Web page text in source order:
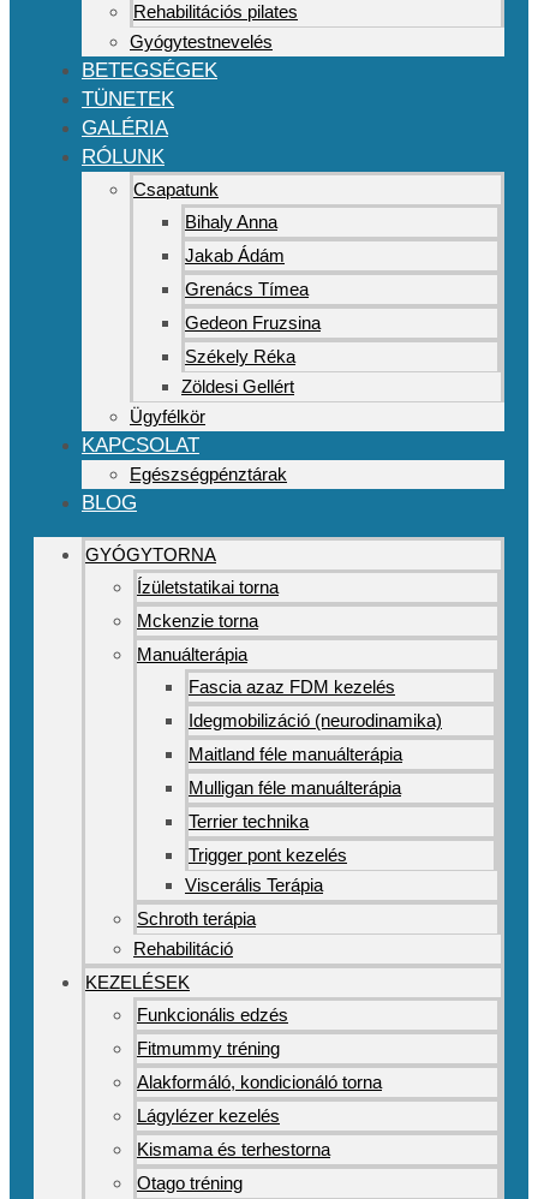
Rehabilitációs pilates
Gyógytestnevelés
BETEGSÉGEK
TÜNETEK
GALÉRIA
RÓLUNK
Csapatunk
Bihaly Anna
Jakab Ádám
Grenács Tímea
Gedeon Fruzsina
Székely Réka
Zöldesi Gellért
Ügyfélkör
KAPCSOLAT
Egészségpénztárak
BLOG
GYÓGYTORNA
Ízületstatikai torna
Mckenzie torna
Manuálterápia
Fascia azaz FDM kezelés
Idegmobilizáció (neurodinamika)
Maitland féle manuálterápia
Mulligan féle manuálterápia
Terrier technika
Trigger pont kezelés
Viscerális Terápia
Schroth terápia
Rehabilitáció
KEZELÉSEK
Funkcionális edzés
Fitmummy tréning
Alakformáló, kondicionáló torna
Lágylézer kezelés
Kismama és terhestorna
Otago tréning